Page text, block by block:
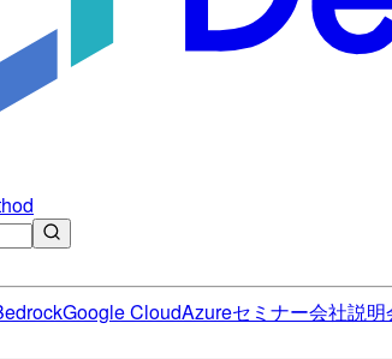
Google CloudAzureセミナー会社説明